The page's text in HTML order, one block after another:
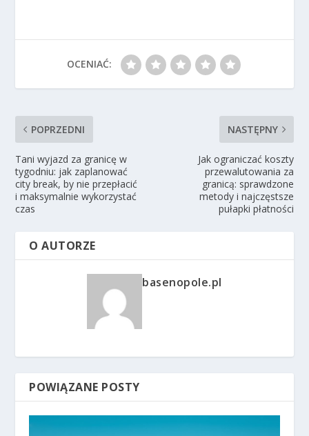
OCENIAĆ:
POPRZEDNI
Tani wyjazd za granicę w
tygodniu: jak zaplanować
city break, by nie przepłacić
i maksymalnie wykorzystać
czas
NASTĘPNY
Jak ograniczać koszty
przewalutowania za
granicą: sprawdzone
metody i najczęstsze
pułapki płatności
O AUTORZE
basenopole.pl
POWIĄZANE POSTY